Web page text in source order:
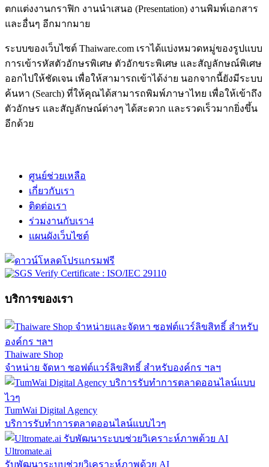
ตกแต่งงานกราฟิก งานนำเสนอ (Presentation) งานพิมพ์เอกสาร
และอื่นๆ อีกมากมาย
ระบบของเว็บไซต์ Thaiware.com เราได้แบ่งหมวดหมู่ของรูปแบบ
การเข้ารหัสตัวอักษรพิเศษ ตัวอักขระพิเศษ และสัญลักษณ์พิเศษ
ออกไปให้ชัดเจน เพื่อให้สามารถเข้าได้ง่าย นอกจากนี้ยังมีระบบ
ค้นหา (Search) ที่ให้คุณได้สามารถพิมพ์ภาษาไทย เพื่อให้เข้าถึง
ตัวอักษร และสัญลักษณ์ต่างๆ ได้สะดวก และรวดเร็วมากยิ่งขึ้น
อีกด้วย
ศูนย์ช่วยเหลือ
เกี่ยวกับเรา
ติดต่อเรา
ร่วมงานกับเรา4
แผนผังเว็บไซต์
บริการของเรา
Thaiware Shop
จำหน่าย จัดหา ซอฟต์แวร์ลิขสิทธิ์ สำหรับองค์กร ฯลฯ
TumWai Digital Agency
บริการรับทำการตลาดออนไลน์แบบไวๆ
Ultromate.ai
รับพัฒนาระบบช่วยวิเคราะห์ภาพด้วย AI